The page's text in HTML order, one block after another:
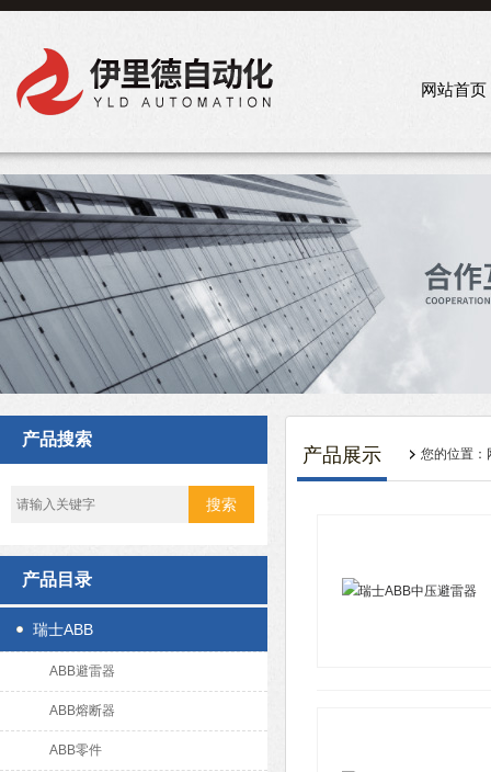
网站首页
产品搜索
产品目录
瑞士ABB
ABB避雷器
ABB熔断器
ABB零件
产品展示 您的位置：